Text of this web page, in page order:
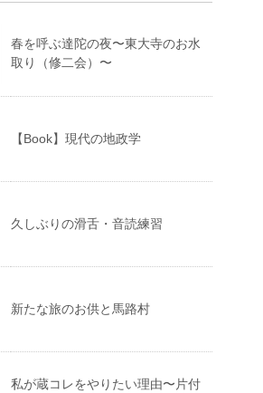
春を呼ぶ達陀の夜〜東大寺のお水
取り（修二会）〜
【Book】現代の地政学
久しぶりの滑舌・音読練習
新たな旅のお供と馬路村
私が蔵コレをやりたい理由〜片付